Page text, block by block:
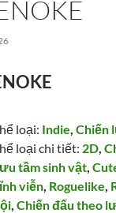
loại: Indie,Chiến
loại chi tiết: 2D,
tầm sinh vật,
viễn, Roguelike,
,Chiến đấu theo